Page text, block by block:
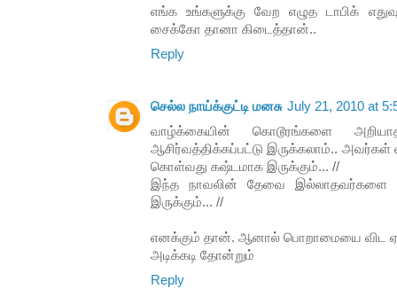
எங்க உங்களுக்கு வேற எழுத டாபிக்
சைக்கோ தானா கிடைத்தான்..
Reply
செல்ல நாய்க்குட்டி மனசு July 21, 2010 at
வாழ்க்கையின் கொடூரங்களை
ஆசிர்வத்திக்கப்பட்டு இருக்கலாம்.. அவர்கள்
கொள்வது கஷ்டமாக இருக்கும்... //
இந்த நாவலின் தேவை இல்லாதவர்களை
இருக்கும்... //
எனக்கும் தான். ஆனால் பொறாமையை விட
அடிக்கடி தோன்றும்
Reply